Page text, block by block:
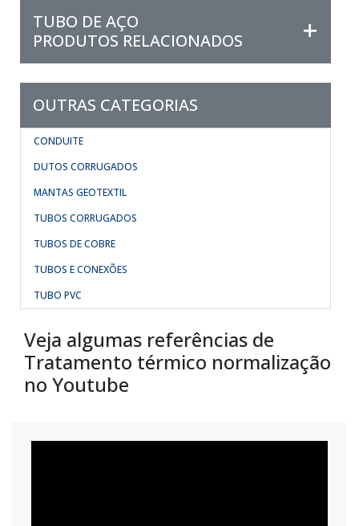
TUBO DE AÇO
PRODUTOS RELACIONADOS
OUTRAS CATEGORIAS
CONDUITE
DUTOS CORRUGADOS
MANTAS GEOTEXTIL
TUBOS CORRUGADOS
TUBOS DE COBRE
TUBOS E CONEXÕES
TUBO PVC
Veja algumas referências de
Tratamento térmico normalização
no Youtube